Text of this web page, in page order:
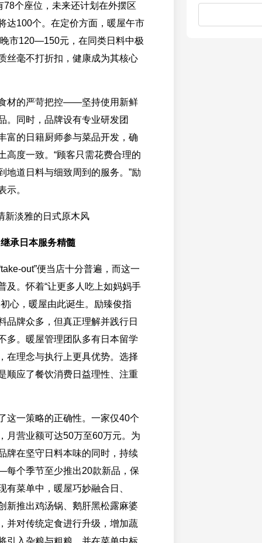
78个座位，未来还计划在外摆区
达100个。在定价方面，暖屋午市
市120—150元，在同类日料中极
丝毫不打折扣，健康成为其核心
材的严苛把控——坚持使用新鲜
。同时，品牌设有专业研发团
富的日籍厨师参与菜品开发，确
高度一致。“顾客只需花费合理的
地道日料与细致周到的服务。”励
示。
承日本服务精髓
out”便当店十分普遍，而这一
及。怀着“让更多人吃上如妈妈手
心，暖屋由此诞生。励臻俊指
品牌众多，但真正理解并践行日
多。暖屋管理团队多有日本留学
在理念与执行上更具优势。选择
顺应了餐饮消费日益理性、注重
这一策略的正确性。一家仅40个
月营业额可达50万至60万元。为
牌在坚守日料本味的同时，持续
个季节至少推出20款新品，保
有菜单中，暖屋巧妙融合日、
新推出鸡汤锅、鹅肝黑松露麻婆
并对传统定食进行升级，增加蔬
引入杂粮与粗粮，并在菜单中标